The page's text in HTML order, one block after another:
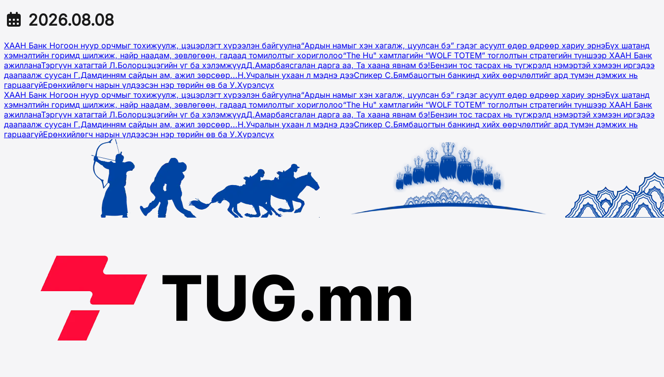
2026.08.08
ХААН Банк Ногоон нуур орчмыг тохижуулж, цэцэрлэгт хүрээлэн байгуулна“Ардын намыг хэн хагалж, цуулсан бэ” гэдэг асуулт өдөр өдрөөр хариу эрнэБүх шатанд
хэмнэлтийн горимд шилжиж, найр наадам, зөвлөгөөн, гадаад томилолтыг хориглолоо“The Hu" хамтлагийн “WOLF TOTEM” тоглолтын стратегийн түншээр ХААН Банк
ажилланаТэргүүн хатагтай Л.Болорцэцэгийн үг ба хэлэмжүүдД.Амарбаясгалан дарга аа, Та хаана явнам бэ!Бензин тос тасрах нь түгжрэлд нэмэртэй хэмээн иргэдээ
даапаалж суусан Г.Дамдинням сайдын ам, ажил зөрсөөр...Н.Учралын ухаан л мэднэ дээСпикер С.Бямбацогтын банкинд хийх өөрчлөлтийг ард түмэн дэмжих нь
гарцаагүйЕрөнхийлөгч нарын үлдээсэн нэр төрийн өв ба У.Хүрэлсүх
ХААН Банк Ногоон нуур орчмыг тохижуулж, цэцэрлэгт хүрээлэн байгуулна“Ардын намыг хэн хагалж, цуулсан бэ” гэдэг асуулт өдөр өдрөөр хариу эрнэБүх шатанд
хэмнэлтийн горимд шилжиж, найр наадам, зөвлөгөөн, гадаад томилолтыг хориглолоо“The Hu" хамтлагийн “WOLF TOTEM” тоглолтын стратегийн түншээр ХААН Банк
ажилланаТэргүүн хатагтай Л.Болорцэцэгийн үг ба хэлэмжүүдД.Амарбаясгалан дарга аа, Та хаана явнам бэ!Бензин тос тасрах нь түгжрэлд нэмэртэй хэмээн иргэдээ
даапаалж суусан Г.Дамдинням сайдын ам, ажил зөрсөөр...Н.Учралын ухаан л мэднэ дээСпикер С.Бямбацогтын банкинд хийх өөрчлөлтийг ард түмэн дэмжих нь
гарцаагүйЕрөнхийлөгч нарын үлдээсэн нэр төрийн өв ба У.Хүрэлсүх